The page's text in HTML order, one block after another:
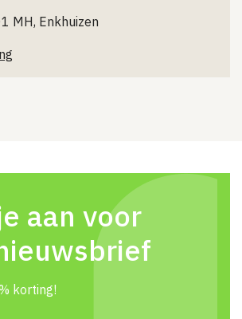
MH, Enkhuizen
aan voor
korting!